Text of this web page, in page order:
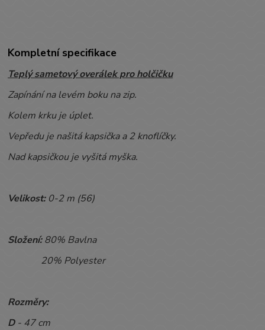
Kompletní specifikace
Teplý sametový overálek pro holčičku
Zapínání na levém boku na zip.
Kolem krku je úplet.
Vepředu je našitá kapsička a 2 knoflíčky.
Nad kapsičkou je vyšitá myška.
Velikost:0-2 m (56)
Složení:80% Bavlna
20% Polyester
Rozměry:
D- 47 cm